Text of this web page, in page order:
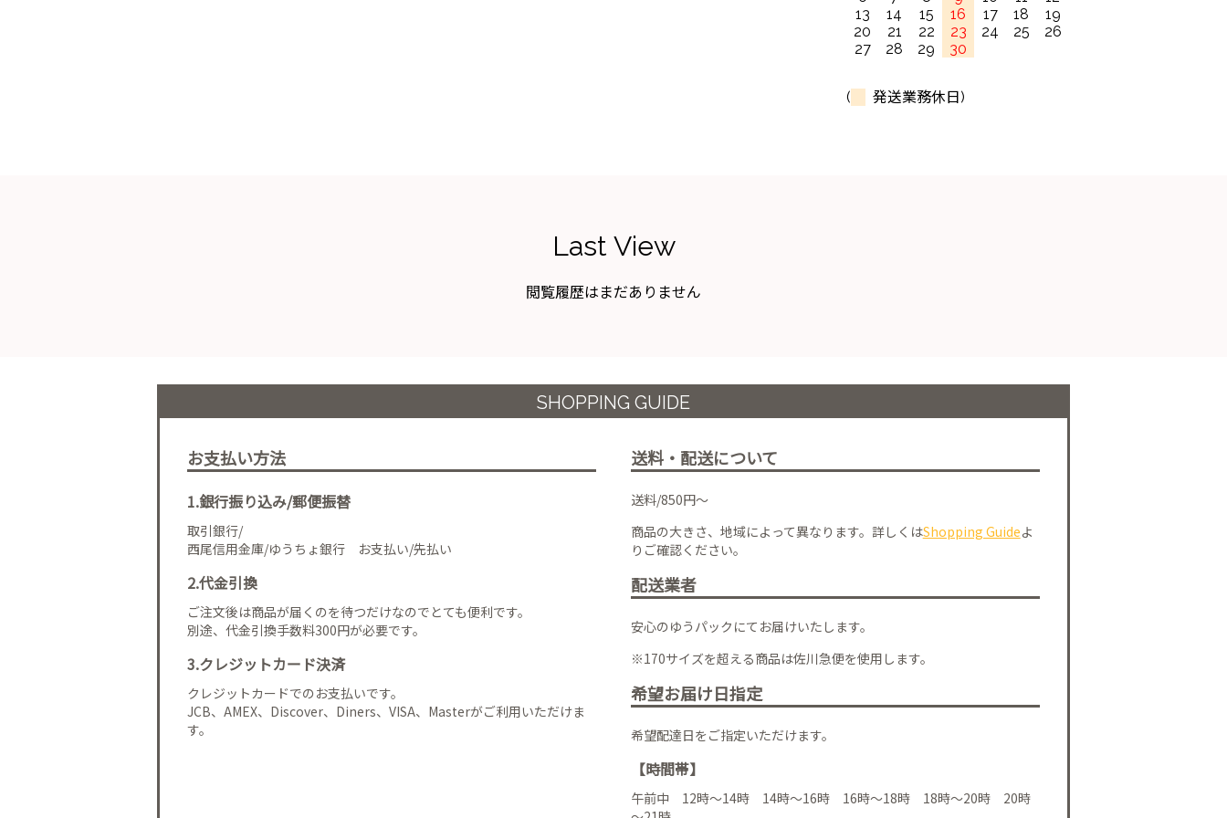
13
14 15 16 17 18
19
20
21 22 23 24 25
26
27
28 29 30
( 発送業務休日)
Last View
閲覧履歴はまだありません
SHOPPING GUIDE
お支払い方法
1.銀行振り込み/郵便振替
取引銀行/
西尾信用金庫/ゆうちょ銀行 お支払い/先払い
2.代金引換
ご注文後は商品が届くのを待つだけなのでとても便利です。
別途、代金引換手数料300円が必要です。
3.クレジットカード決済
クレジットカードでのお支払いです。
JCB、AMEX、Discover、Diners、VISA、Masterがご利用いただけま
す。
送料・配送について
送料/850円～
商品の大きさ、地域によって異なります。詳しくはShopping Guideよ
りご確認ください。
配送業者
安心のゆうパックにてお届けいたします。
※170サイズを超える商品は佐川急便を使用します。
希望お届け日指定
希望配達日をご指定いただけます。
【時間帯】
午前中 12時～14時 14時～16時 16時～18時 18時～20時 20時